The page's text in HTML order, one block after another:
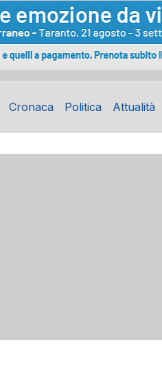
Cronaca Politica Attualità